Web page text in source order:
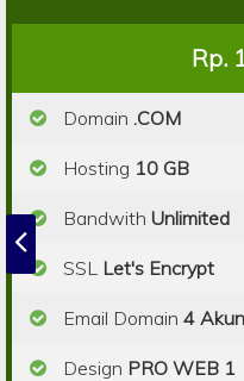
Rp.
Domain .COM
Hosting 10 GB
Bandwith Unlimited
SSL Let's Encrypt
Email Domain 4 Akun
Design PRO WEB 1